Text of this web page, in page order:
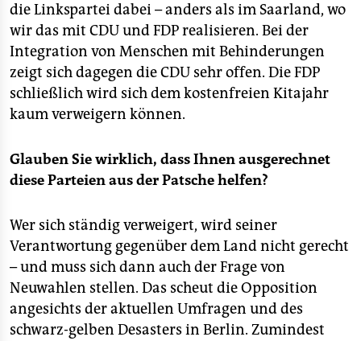
die Linkspartei dabei – anders als im Saarland, wo
wir das mit CDU und FDP realisieren. Bei der
Integration von Menschen mit Behinderungen
zeigt sich dagegen die CDU sehr offen. Die FDP
schließlich wird sich dem kostenfreien Kitajahr
kaum verweigern können.
Glauben Sie wirklich, dass Ihnen ausgerechnet
diese Parteien aus der Patsche helfen?
Wer sich ständig verweigert, wird seiner
Verantwortung gegenüber dem Land nicht gerecht
– und muss sich dann auch der Frage von
Neuwahlen stellen. Das scheut die Opposition
angesichts der aktuellen Umfragen und des
schwarz-gelben Desasters in Berlin. Zumindest